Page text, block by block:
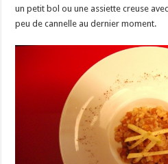
un petit bol ou une assiette creuse
peu de cannelle au dernier moment.